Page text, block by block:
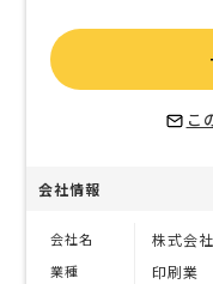
こ
会社情報
会社名 株式会
業種 印刷業